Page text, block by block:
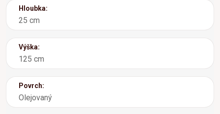
Hloubka:
25 cm
Výška:
125 cm
Povrch:
Olejovaný